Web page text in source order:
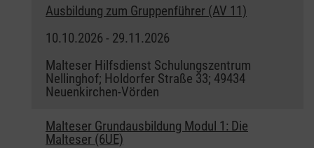
Ausbildung zum Gruppenführer (AV 11)
10.10.2026 - 29.11.2026
Malteser Hilfsdienst Schulungszentrum
Nellinghof; Holdorfer Straße 33; 49434
Neuenkirchen-Vörden
Malteser Grundausbildung Modul 1: Die
Malteser (6UE)